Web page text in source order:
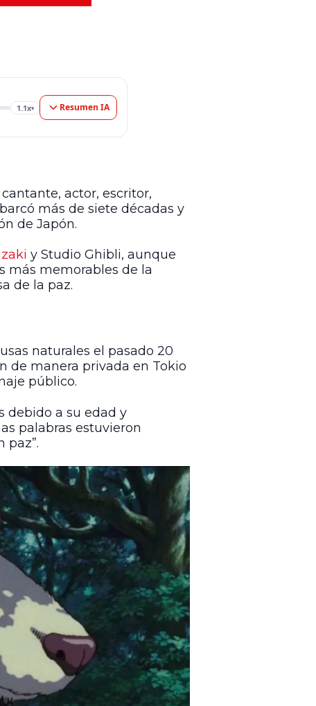
1.1x▾ Resumen IA
cantante, actor, escritor,
más de siete décadas y
de Japón.
y Studio Ghibli, aunque
más memorables de la
de la paz.
naturales el pasado 20
de manera privada en Tokio
público.
debido a su edad y
palabras estuvieron
paz”.